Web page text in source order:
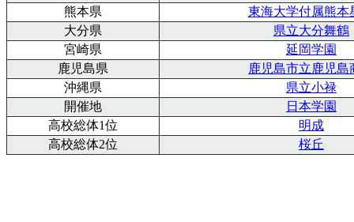
熊本県
東海大学付属熊本
大分県
県立大分舞鶴
宮崎県
延岡学園
鹿児島県
鹿児島市立鹿児島
沖縄県
県立小禄
開催地
日本学園
高校総体1位
明成
高校総体2位
桜丘